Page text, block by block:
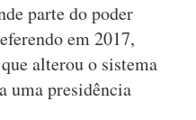
parte do poder
em 2017,
alterou o sistema
uma presidência